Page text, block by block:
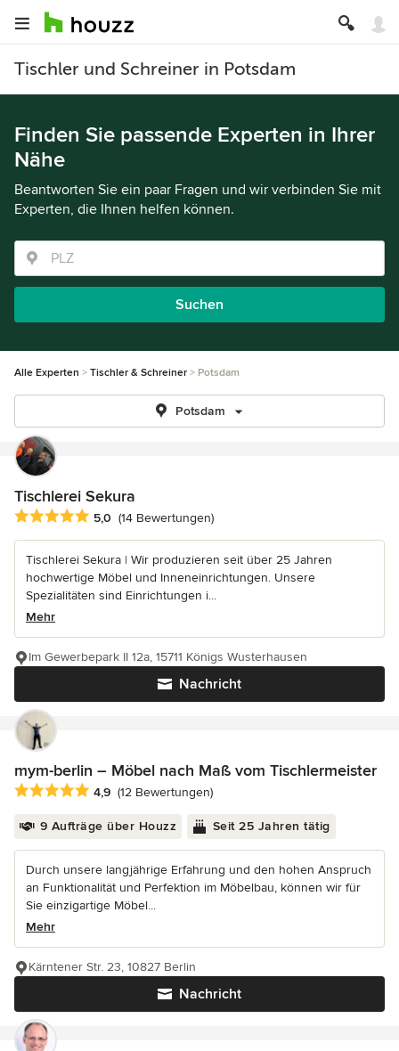
Tischler und Schreiner in Potsdam
Finden Sie passende Experten in Ihrer
Nähe
Beantworten Sie ein paar Fragen und wir verbinden Sie mit
Experten, die Ihnen helfen können.
Suchen
Alle Experten Tischler & Schreiner Potsdam
Potsdam
Tischlerei Sekura
Durchschnittliche Bewertung: 5 von 5 Sternen
5,0 (14 Bewertungen)
Tischlerei Sekura | Wir produzieren seit über 25 Jahren
hochwertige Möbel und Inneneinrichtungen. Unsere
Spezialitäten sind Einrichtungen i...
Mehr
Nachricht
Im Gewerbepark II 12a, 15711 Königs Wusterhausen
mym-berlin – Möbel nach Maß vom Tischlermeister
Durchschnittliche Bewertung: 4.9 von 5 Sternen
4,9 (12 Bewertungen)
9 Aufträge über Houzz Seit 25 Jahren tätig
Durch unsere langjährige Erfahrung und den hohen Anspruch
an Funktionalität und Perfektion im Möbelbau, können wir für
Sie einzigartige Möbel...
Mehr
Nachricht
Kärntener Str. 23, 10827 Berlin